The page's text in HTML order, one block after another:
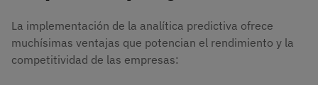
La implementación de la analítica predictiva ofrece
muchísimas ventajas que potencian el rendimiento y la
competitividad de las empresas: